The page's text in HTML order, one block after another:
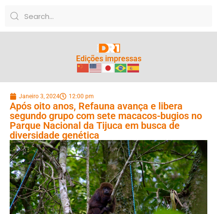
Edições impressas
Janeiro 3, 2024 12:00 pm
Após oito anos, Refauna avança e libera
segundo grupo com sete macacos-bugios no
Parque Nacional da Tijuca em busca de
diversidade genética